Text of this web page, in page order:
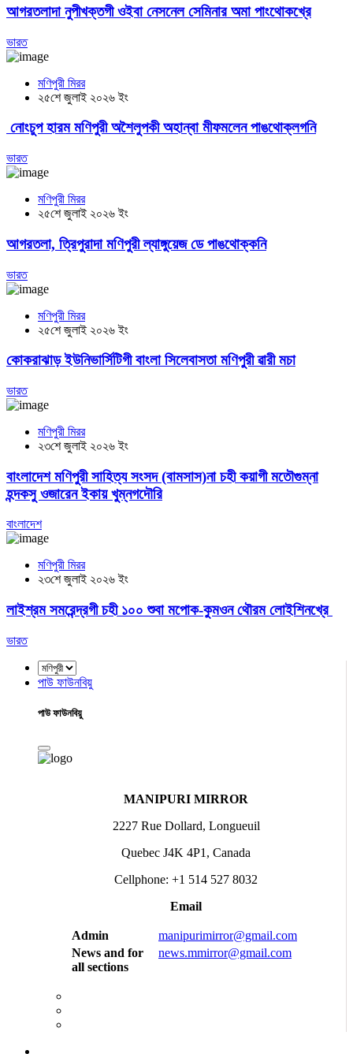
আগরতলাদা নুপীখক্তগী ওইবা নেসনেল সেমিনার অমা পাংথোকখ্রে
ভারত
মণিপুরী মিরর
২৫শে জুলাই ২০২৬ ইং
নোংচুপ হারম মণিপুরী অশৈলুপকী অহান্বা মীফমলেন পাঙথোক্লগনি
ভারত
মণিপুরী মিরর
২৫শে জুলাই ২০২৬ ইং
আগরতলা, ত্রিপুরাদা মণিপুরী ল্যাঙ্গুয়েজ ডে পাঙথোক্কনি
ভারত
মণিপুরী মিরর
২৫শে জুলাই ২০২৬ ইং
কোকরাঝাড় ইউনিভার্সিটিগী বাংলা সিলেবাসতা মণিপুরী ৱারী মচা
ভারত
মণিপুরী মিরর
২৩শে জুলাই ২০২৬ ইং
বাংলাদেশ মণিপুরী সাহিত্য সংসদ (বামসাস)না চহী কয়াগী মতৌগুম্না
হন্দকসু ওজারেন ইকায় খুম্নগদৌরি
বাংলাদেশ
মণিপুরী মিরর
২৩শে জুলাই ২০২৬ ইং
লাইশ্রম সমরেন্দ্রগী চহী ১০০ শুবা মপোক-কুমওন থৌরম লোইশিনখ্রে
ভারত
পাউ ফাউনবিয়ু
পাউ ফাউনবিয়ু
MANIPURI MIRROR
2227 Rue Dollard, Longueuil
Quebec J4K 4P1, Canada
Cellphone: +1 514 527 8032
Email
Admin
manipurimirror@gmail.com
News and for
all sections
news.mmirror@gmail.com